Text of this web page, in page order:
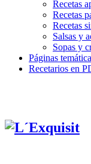
Recetas
Recetas
Recetas
Salsas y
Sopas y
Páginas
Recetarios en